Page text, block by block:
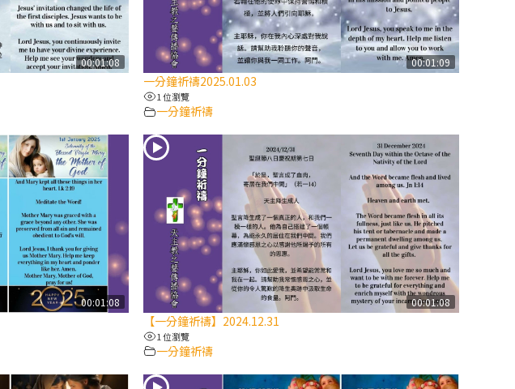
【信仰之旅】第
八集：「耶穌為
什麼降生到人
2025/10/10【萬
物讚頌頌歌 – 太
陽與生態音樂
會】紀念聖方濟
與已逝教宗方濟
各（中）
2025/10/10【萬
物讚頌頌歌 – 太
陽與生態音樂
00:01:08 00:01:09
一分鐘祈禱2025.01.03
1 位瀏覽
一分鐘祈禱
00:01:08 00:01:08
【一分鐘祈禱】2024.12.31
1 位瀏覽
一分鐘祈禱